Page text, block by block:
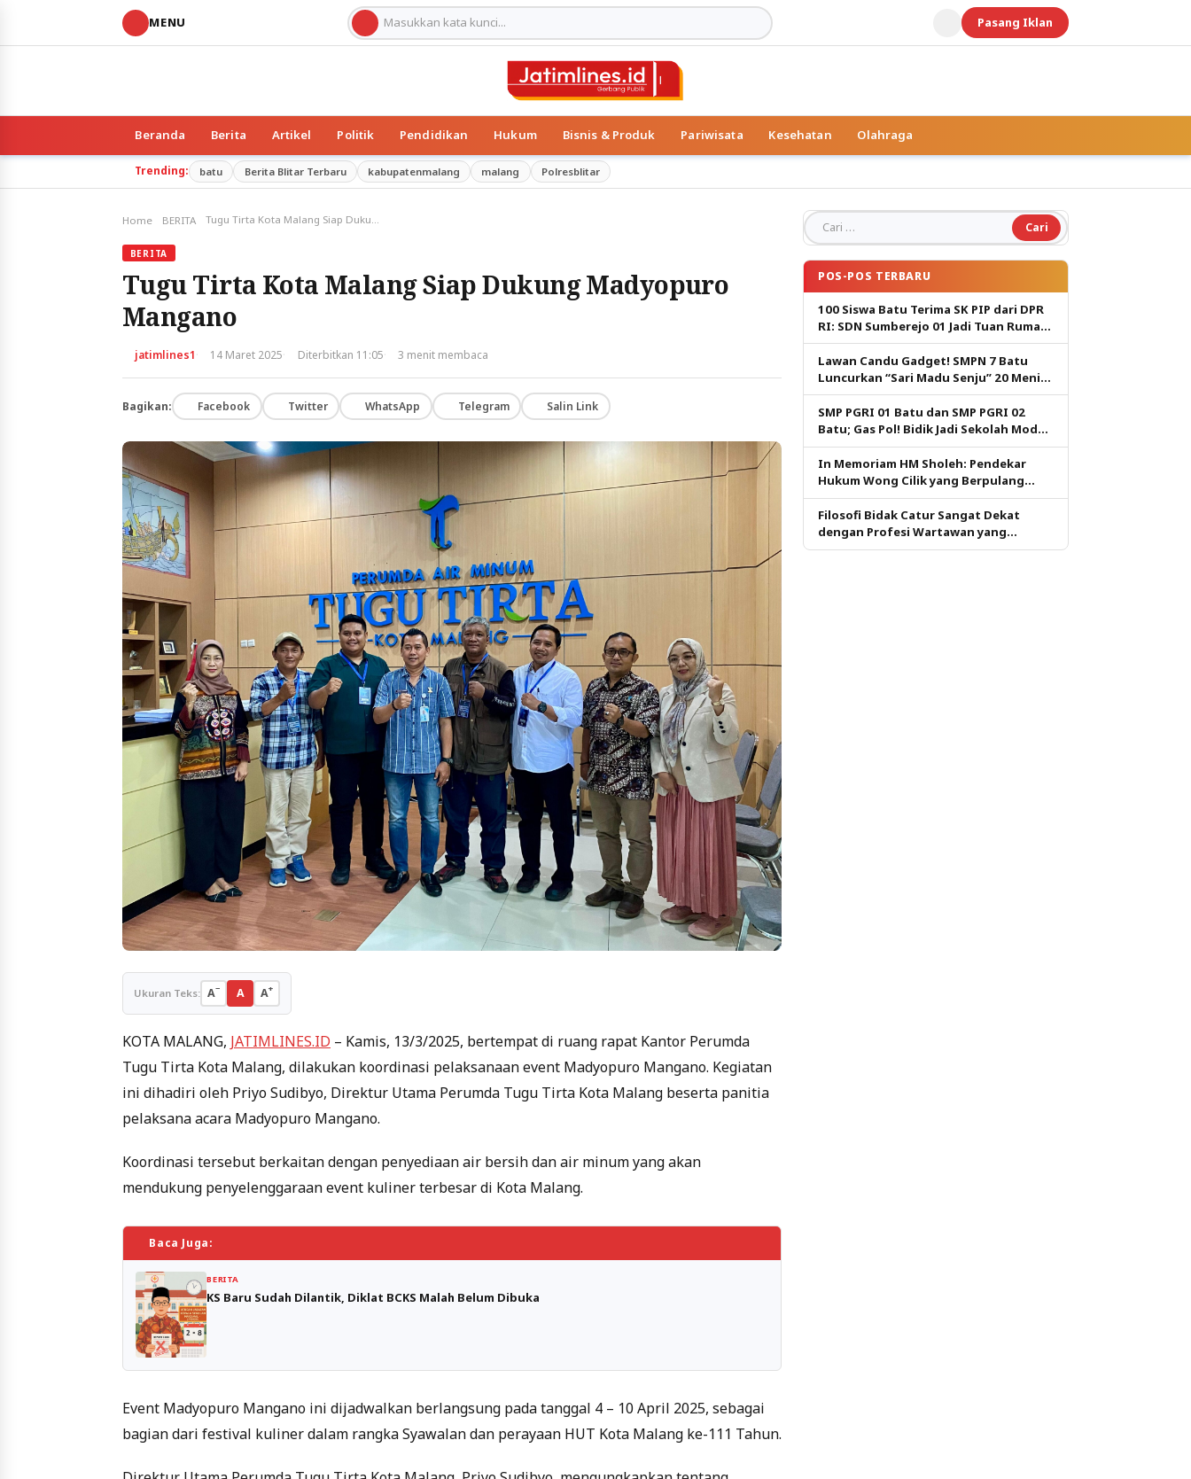
MENU Pasang Iklan
Beranda Berita Artikel Politik Pendidikan Hukum Bisnis & Produk Pariwisata Kesehatan Olahraga
Trending: batu Berita Blitar Terbaru kabupatenmalang malang Polresblitar
Home BERITA
BERITA
Tugu Tirta Kota Malang Siap Dukung Madyopuro
Mangano
jatimlines1· 14 Maret 2025· Diterbitkan 11:05· 3 menit membaca
Bagikan: Facebook Twitter WhatsApp Telegram Salin Link
Ukuran Teks: A− A A+
KOTA MALANG, JATIMLINES.ID – Kamis, 13/3/2025, bertempat di ruang rapat Kantor Perumda
Tugu Tirta Kota Malang, dilakukan koordinasi pelaksanaan event Madyopuro Mangano. Kegiatan
ini dihadiri oleh Priyo Sudibyo, Direktur Utama Perumda Tugu Tirta Kota Malang beserta panitia
pelaksana acara Madyopuro Mangano.
Koordinasi tersebut berkaitan dengan penyediaan air bersih dan air minum yang akan
mendukung penyelenggaraan event kuliner terbesar di Kota Malang.
Baca Juga:
BERITA
KS Baru Sudah Dilantik, Diklat BCKS Malah Belum Dibuka
Event Madyopuro Mangano ini dijadwalkan berlangsung pada tanggal 4 – 10 April 2025, sebagai
bagian dari festival kuliner dalam rangka Syawalan dan perayaan HUT Kota Malang ke-111 Tahun.
Cari untuk:
POS-POS TERBARU
100 Siswa Batu Terima SK PIP dari DPR
RI: SDN Sumberejo 01 Jadi Tuan Rumah,
Harapan Baru Pendidikan Gratis
Lawan Candu Gadget! SMPN 7 Batu
Luncurkan “Sari Madu Senju” 20 Menit
Cetak Generasi Pembaca
SMP PGRI 01 Batu dan SMP PGRI 02
Batu; Gas Pol! Bidik Jadi Sekolah Model
PM dan KKA Pertama di Kota Batu
In Memoriam HM Sholeh: Pendekar
Hukum Wong Cilik yang Berpulang
dalam Ketulusan
Filosofi Bidak Catur Sangat Dekat
dengan Profesi Wartawan yang
Dituntut Berpikir Kritis